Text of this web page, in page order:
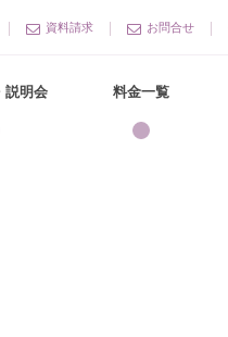
資料請求 お問合せ
説明会 料金一覧